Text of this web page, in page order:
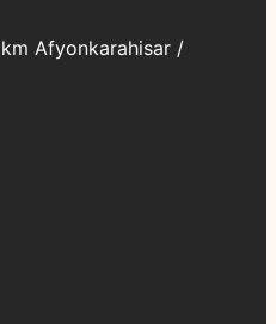
Afyonkarahisar /